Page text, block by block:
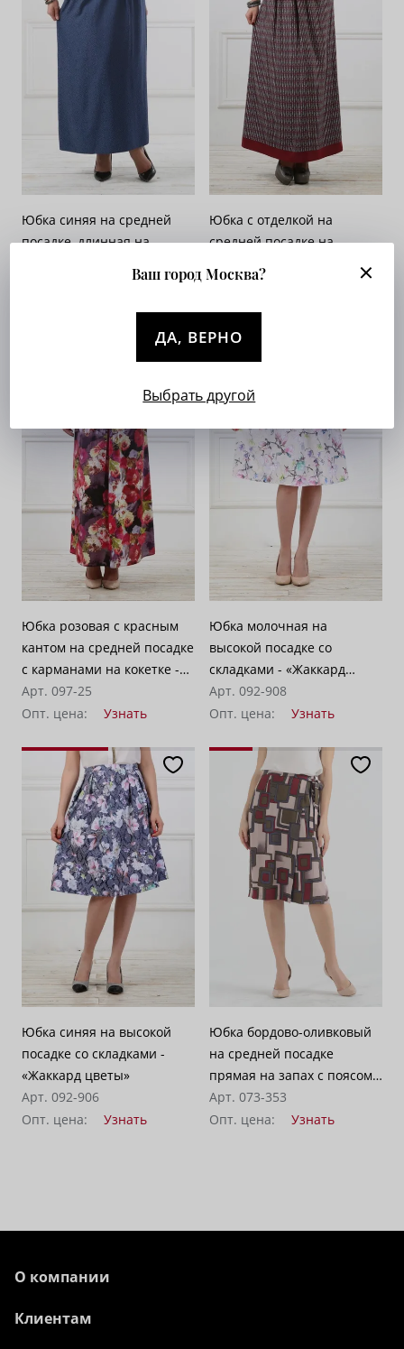
Юбка синяя на средней
посадке, длинная на
Юбка с отделкой на
средней посадке на
Арт. 097-345
Юбка розовая с красным
кантом на средней посадке
с карманами на кокетке -
«Георгины»
Арт. 097-25
Опт. цена:
Узнать
Юбка молочная на
высокой посадке со
складками - «Жаккард
магнолия»
Арт. 092-908
Опт. цена:
Узнать
Юбка синяя на высокой
посадке со складками -
«Жаккард цветы»
Арт. 092-906
Опт. цена:
Узнать
Юбка бордово-оливковый
на средней посадке
прямая на запах с поясом
средней длины -
«Геометрия»
Арт. 073-353
Опт. цена:
Узнать
О компании
Клиентам
Ваш город Москва?
ДА, ВЕРНО
Выбрать другой